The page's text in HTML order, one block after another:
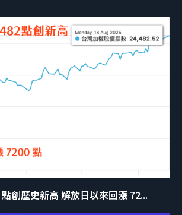
創歷史新高 解放日以來回漲 72...